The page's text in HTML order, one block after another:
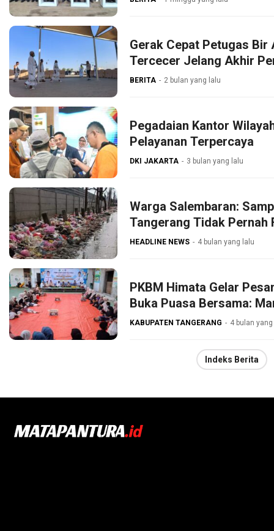
Gerak Cepat Petugas
Tercecer Jelang Akhir
BERITA 2 bulan yang lalu
Pegadaian Kantor
Pelayanan Terpercaya
DKI JAKARTA 3 bulan yang lalu
Warga Salembaran:
Tangerang Tidak Pernah
HEADLINE NEWS 4 bulan yang lalu
PKBM Himata Gelar
Buka Puasa Bersama:
KABUPATEN TANGERANG 4 bulan
Indeks Berita